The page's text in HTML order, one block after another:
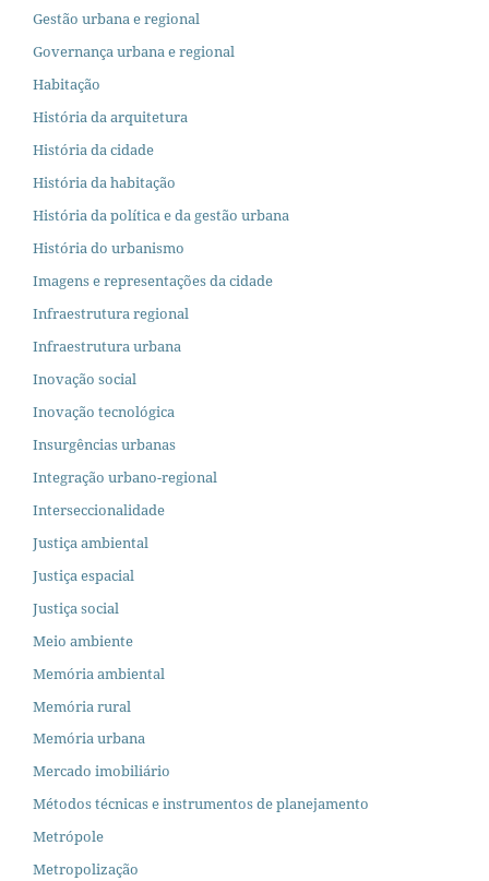
Gestão urbana e regional
Governança urbana e regional
Habitação
História da arquitetura
História da cidade
História da habitação
História da política e da gestão urbana
História do urbanismo
Imagens e representações da cidade
Infraestrutura regional
Infraestrutura urbana
Inovação social
Inovação tecnológica
Insurgências urbanas
Integração urbano-regional
Interseccionalidade
Justiça ambiental
Justiça espacial
Justiça social
Meio ambiente
Memória ambiental
Memória rural
Memória urbana
Mercado imobiliário
Métodos técnicas e instrumentos de planejamento
Metrópole
Metropolização